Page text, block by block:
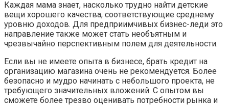
Каждая мама знает, насколько трудно найти детские
вещи хорошего качества, соответствующие среднему
уровню доходов. Для предприимчивых бизнес-леди это
направление также может стать необъятным и
чрезвычайно перспективным полем для деятельности.
Если вы не имеете опыта в бизнесе, брать кредит на
организацию магазина очень не рекомендуется. Более
безопасно и мудро начинать с небольшого проекта, не
требующего значительных вложений. С опытом вы
сможете более трезво оценивать потребности рынка и